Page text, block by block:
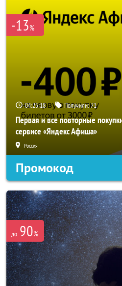
-13%
04:25:17 Получили:71
Первая и все повторные
сервисе «Яндекс Афиша»
Россия
Промокод
до 90%